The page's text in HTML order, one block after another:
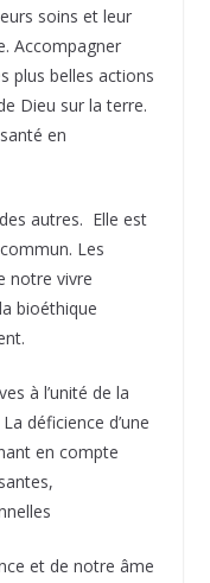
soins et leur
Accompagner
plus belles actions
Dieu sur la terre.
en
autres. Elle est
Les
notre vivre
bioéthique
à l’unité de la
déficience d’une
en compte
et de notre âme